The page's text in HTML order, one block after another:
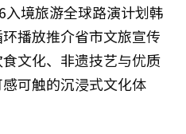
境旅游全球路演计划韩
播放推介省市文旅宣传
文化、非遗技艺与优质
可触的沉浸式文化体